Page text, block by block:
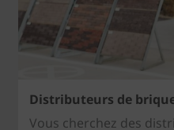
Distributeurs de
Vous cherchez des